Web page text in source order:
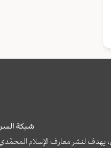
شبكة
يهدف لنشر معارف الإسلام